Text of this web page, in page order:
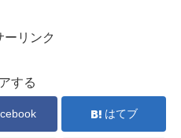
ーリンク
する
はてブ